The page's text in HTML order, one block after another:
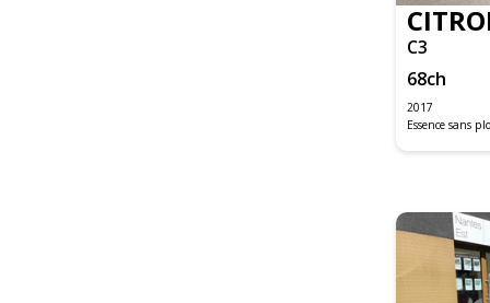
C3
68ch
2017
Essence sans